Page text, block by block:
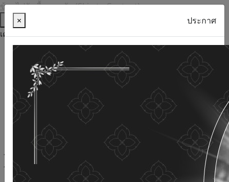
ข้ามไปยังเนื้อหาหลัก (Skip to Content)
ช่วยเหลือ
เครื่องมือการเข้าถึง
ภาษาไทย
ภาษาอังกฤษ
เพิ่มขนาดตัวอักษร
ลดขนาดตัวอักษร
ขนาดตัวอักษรปกติ
ความคมชัดสูง
ความคมชัดเชิงลบ
ความคมชัดปกติ
เปิดอ่านด้วยเสียง
ปิดอ่านด้วยเสียง
ผังเว็บไซต์
× ประกาศ